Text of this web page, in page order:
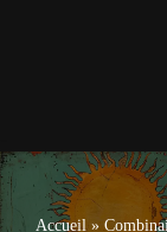
Accueil »